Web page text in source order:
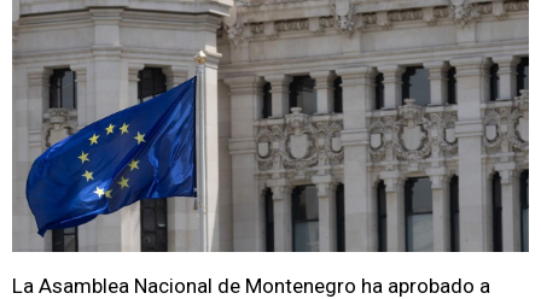
La Asamblea Nacional de Montenegro ha aprobado a